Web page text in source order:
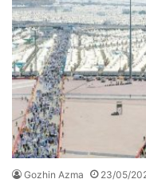
Gozhin Azma 23/05/